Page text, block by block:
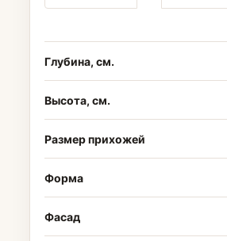
Глубина, см.
Высота, см.
Размер прихожей
Форма
Фасад